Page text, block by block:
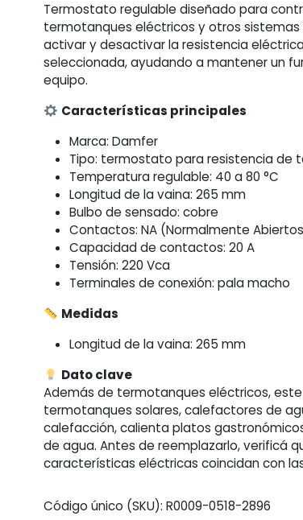
cantidad
Termostato regulable diseñado para
termotanques eléctricos y otros
activar y desactivar la resistencia
seleccionada, ayudando a mantener un
equipo.
Características principales
Marca: Damfer
Tipo: termostato para resistencia de
Temperatura regulable: 40 a 80 °C
Longitud de la vaina: 265 mm
Bulbo de sensado: cobre
Contactos: NA (Normalmente
Capacidad de contactos: 20 A
Tensión: 220 Vca
Terminales de conexión: pala macho
Medidas
Longitud de la vaina: 265 mm
Dato clave
Además de termotanques eléctricos,
termotanques solares, calefactores de
calefacción, calienta platos
de agua. Antes de reemplazarlo, verificá
características eléctricas coincidan con
Código único (SKU):R0009-0518-2896